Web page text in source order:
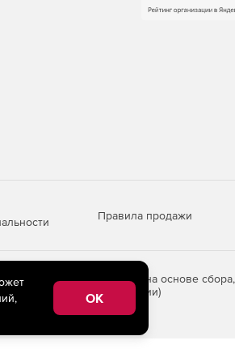
Правила продажи
информации на основе сбора,
Российской Федерации)
OK